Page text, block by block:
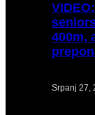
VIDEO:
400m,
Srpanj 27,